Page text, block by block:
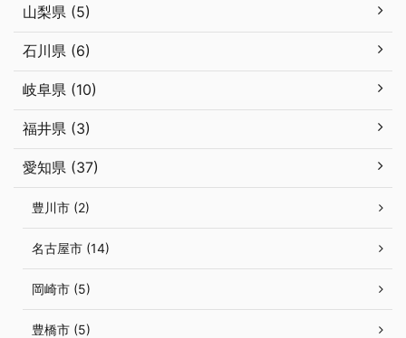
山梨県 (5)
石川県 (6)
岐阜県 (10)
福井県 (3)
愛知県 (37)
豊川市 (2)
名古屋市 (14)
岡崎市 (5)
豊橋市 (5)